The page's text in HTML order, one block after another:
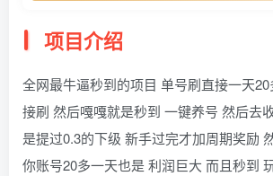
项目介绍
全网最牛逼秒到的项目 单号刷直接一天
接刷 然后嘎嘎就是秒到 一键养号 然后去
是提过0.3的下级 新手过完才加周期奖励
你账号20多一天也是 利润巨大 而且秒到